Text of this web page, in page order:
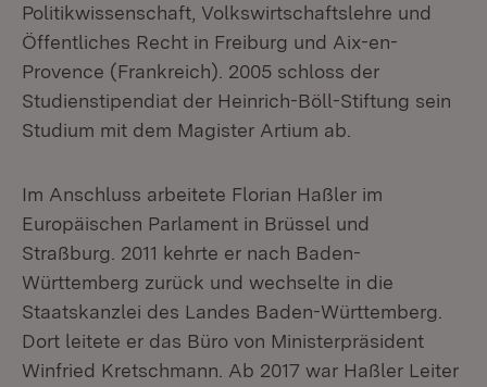
Politikwissenschaft, Volkswirtschaftslehre und
Öffentliches Recht in Freiburg und Aix-en-
Provence (Frankreich). 2005 schloss der
Studienstipendiat der Heinrich-Böll-Stiftung sein
Studium mit dem Magister Artium ab.
Im Anschluss arbeitete Florian Haßler im
Europäischen Parlament in Brüssel und
Straßburg. 2011 kehrte er nach Baden-
Württemberg zurück und wechselte in die
Staatskanzlei des Landes Baden-Württemberg.
Dort leitete er das Büro von Ministerpräsident
Winfried Kretschmann. Ab 2017 war Haßler Leiter